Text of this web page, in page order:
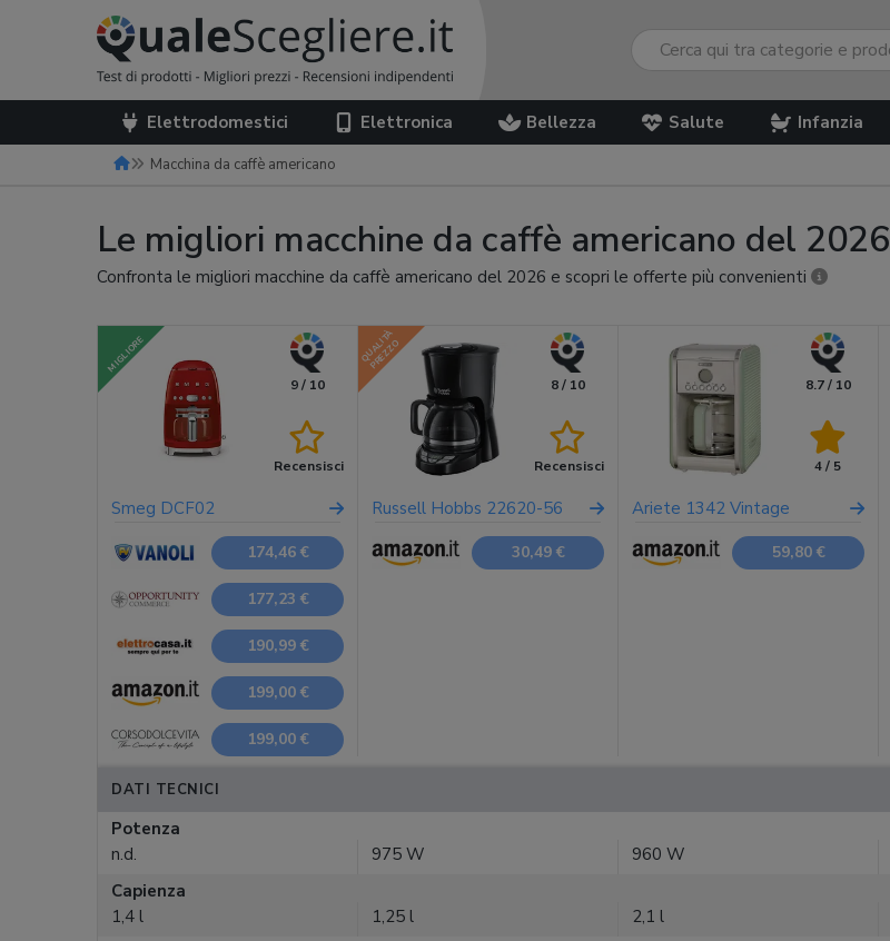
Elettrodomestici Elettronica Bellezza Salute Infanzia
Macchina da caffè americano
Le migliori macchine da caffè americano del 2026
Confronta le migliori macchine da caffè americano del 2026 e scopri le offerte più convenienti
MIGLIORE
9 / 10
Recensisci
QUALITÀ
PREZZO
8 / 10
Recensisci
8.7 / 10
4 / 5
Smeg DCF02 Russell Hobbs 22620-56 Ariete 1342 Vintage
174,46 € 30,49 € 59,80 €
177,23 €
190,99 €
199,00 €
199,00 €
DATI TECNICI
Potenza
n.d.
975 W 960 W
Capienza
1,4 l
1,25 l 2,1 l